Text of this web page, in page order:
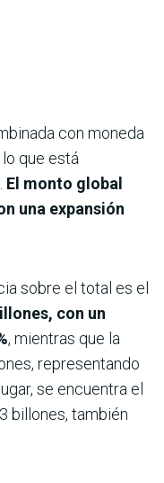
con moneda
que está
El monto global
una expansión
sobre el total es el
con un
, mientras que la
representando
se encuentra el
billones, también